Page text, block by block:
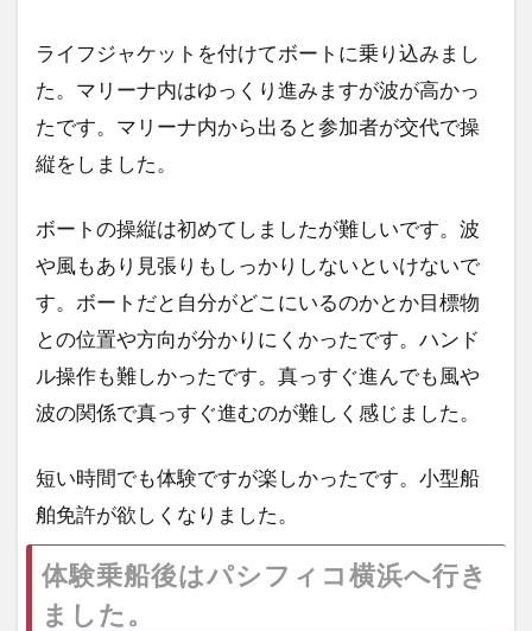
ライフジャケットを付けてボートに乗り込みまし
た。マリーナ内はゆっくり進みますが波が高かっ
たです。マリーナ内から出ると参加者が交代で操
縦をしました。
ボートの操縦は初めてしましたが難しいです。波
や風もあり見張りもしっかりしないといけないで
す。ボートだと自分がどこにいるのかとか目標物
との位置や方向が分かりにくかったです。ハンド
ル操作も難しかったです。真っすぐ進んでも風や
波の関係で真っすぐ進むのが難しく感じました。
短い時間でも体験ですが楽しかったです。小型船
舶免許が欲しくなりました。
体験乗船後はパシフィコ横浜へ行き
ました。